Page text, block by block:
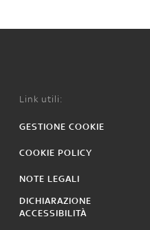
Link utili:
GESTIONE COOKIE
COOKIE POLICY
NOTE LEGALI
DICHIARAZIONE
ACCESSIBILITÀ